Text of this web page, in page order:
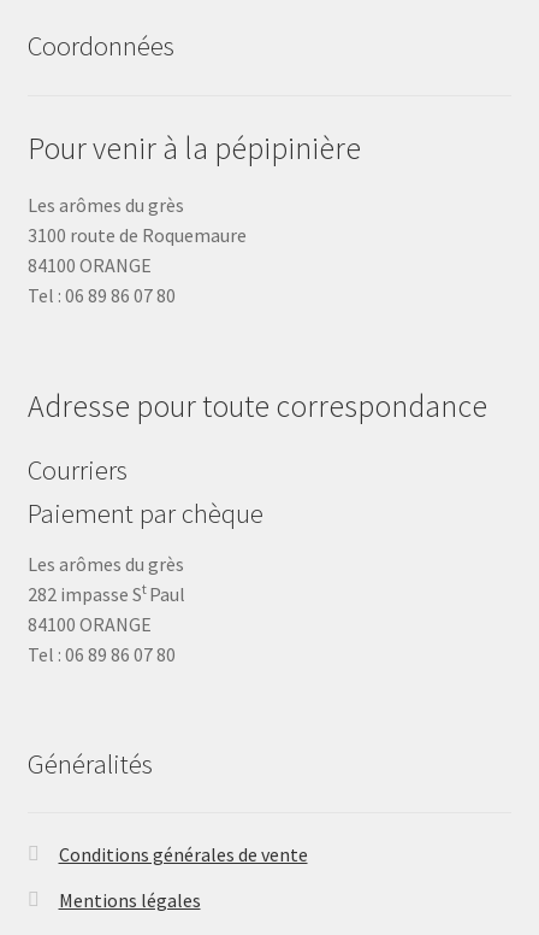
Coordonnées
Pour venir à la pépipinière
Les arômes du grès
3100 route de Roquemaure
84100 ORANGE
Tel : 06 89 86 07 80
Adresse pour toute correspondance
Courriers
Paiement par chèque
Les arômes du grès
282 impasse St Paul
84100 ORANGE
Tel : 06 89 86 07 80
Généralités
Conditions générales de vente
Mentions légales